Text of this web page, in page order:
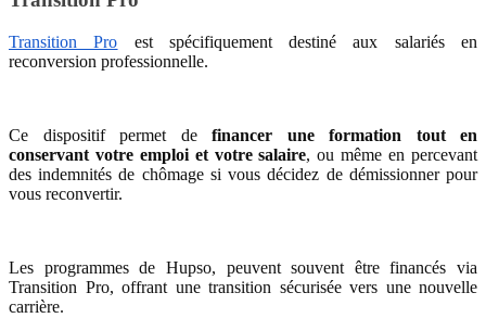
Transition Pro est spécifiquement destiné aux salariés en
reconversion professionnelle.
Ce dispositif permet definancer une formation tout en
conservant votre emploi et votre salaire, ou même en percevant
des indemnités de chômage si vous décidez de démissionner pour
vous reconvertir.
Les programmes de Hupso, peuvent souvent être financés via
Transition Pro, offrant une transition sécurisée vers une nouvelle
carrière.